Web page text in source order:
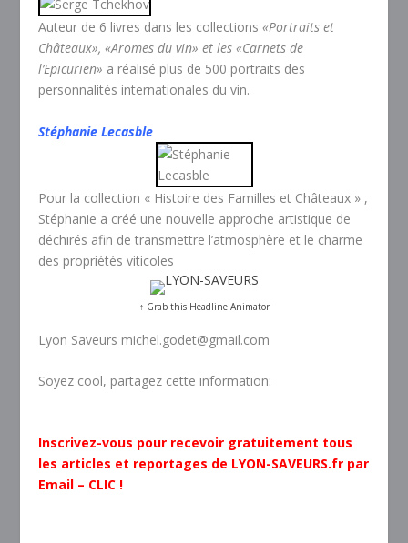
Auteur de 6 livres dans les collections«Portraits et
Châteaux», «Aromes du vin» et les «Carnets de
l’Epicurien» a réalisé plus de 500 portraits des
personnalités internationales du vin.
Stéphanie Lecasble
Pour la collection « Histoire des Familles et Châteaux » ,
Stéphanie a créé une nouvelle approche artistique de
déchirés afin de transmettre l’atmosphère et le charme
des propriétés viticoles
↑ Grab this Headline Animator
Lyon Saveurs michel.godet@gmail.com
Soyez cool, partagez cette information:
Inscrivez-vous pour recevoir gratuitement tous
les articles et reportages de LYON-SAVEURS.fr par
Email – CLIC !